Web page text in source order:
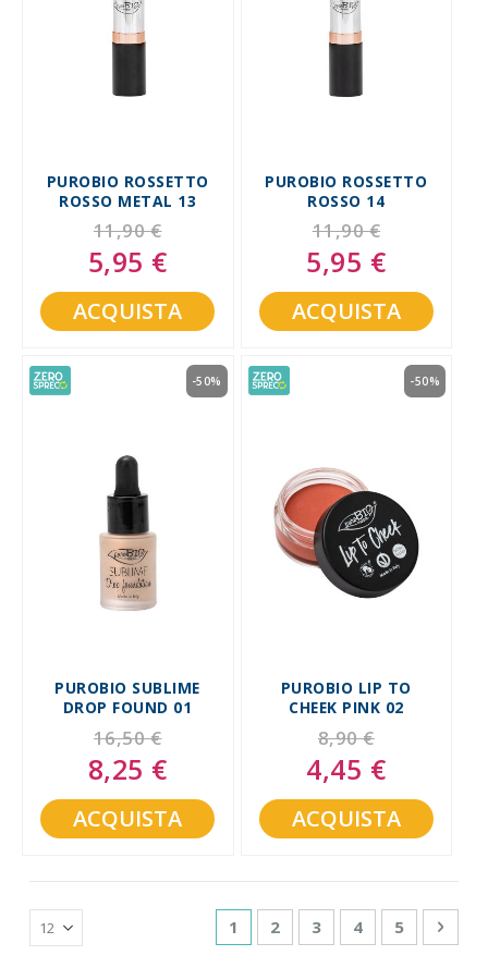
PUROBIO ROSSETTO
ROSSO METAL 13
11,90 €
Special
Price
5,95 €
ACQUISTA
PUROBIO ROSSETTO
ROSSO 14
11,90 €
Special
Price
5,95 €
ACQUISTA
PUROBIO SUBLIME
DROP FOUND 01
16,50 €
-50%
Special
Price
8,25 €
ACQUISTA
PUROBIO LIP TO
CHEEK PINK 02
8,90 €
-50%
Special
Price
4,45 €
ACQUISTA
Pagina
Attualmente stai leggendo la
1 Pagina
2 Pagina
3 Pagina
4 Pagina
5